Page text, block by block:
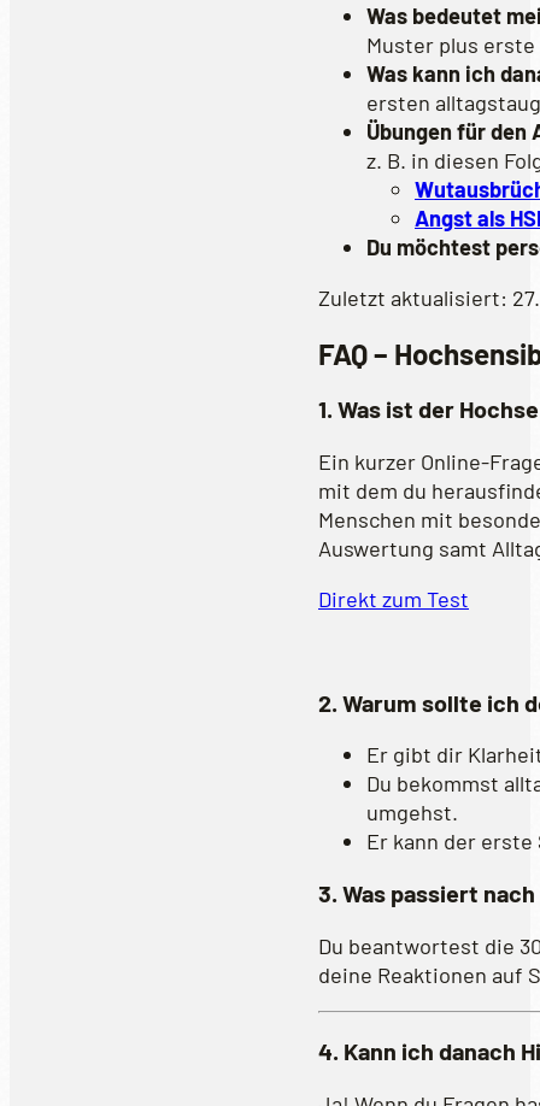
Was bedeutet
Muster plus erste
Was kann ich
ersten
Übungen für den
z. B. in diesen
Angst als
Du möchtest
Zuletzt aktualisiert:
FAQ –
1. Was ist der
Ein kurzer Online-
mit dem du
Menschen mit
Auswertung samt
Direkt zum Test
2. Warum sollte ich
Er gibt dir
Du bekommst
umgehst.
Er kann der
3. Was passiert
Du beantwortest die
deine Reaktionen auf
4. Kann ich danach